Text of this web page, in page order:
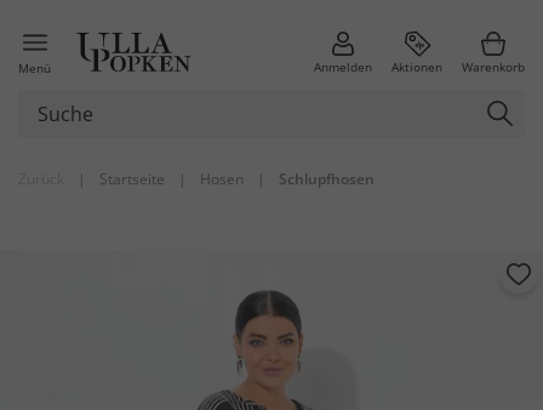
Menü Anmelden Aktionen Warenkorb
| Startseite | Hosen | Schlupfhosen